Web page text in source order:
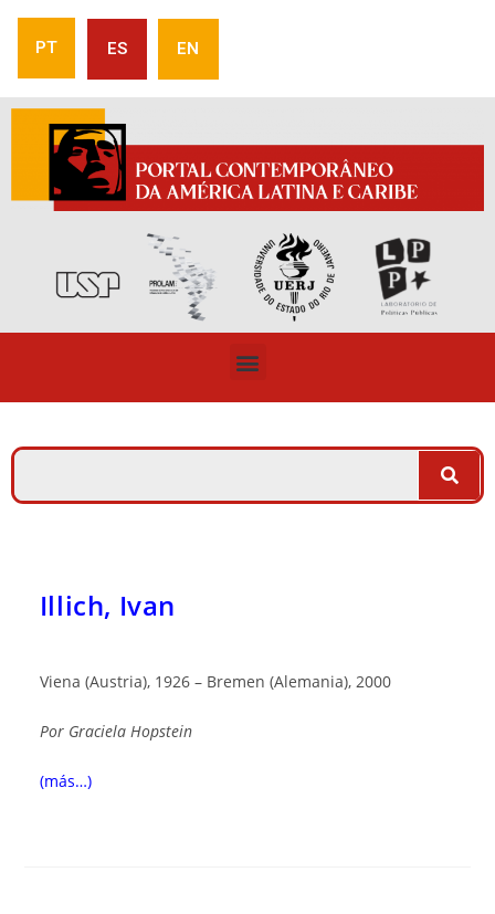
PT ES EN
Illich, Ivan
Viena (Austria), 1926 – Bremen (Alemania), 2000
Por Graciela Hopstein
(más…)